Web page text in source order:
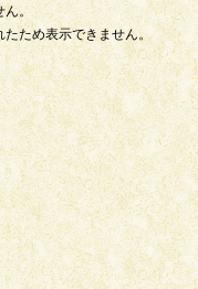
。
ため表示できません。